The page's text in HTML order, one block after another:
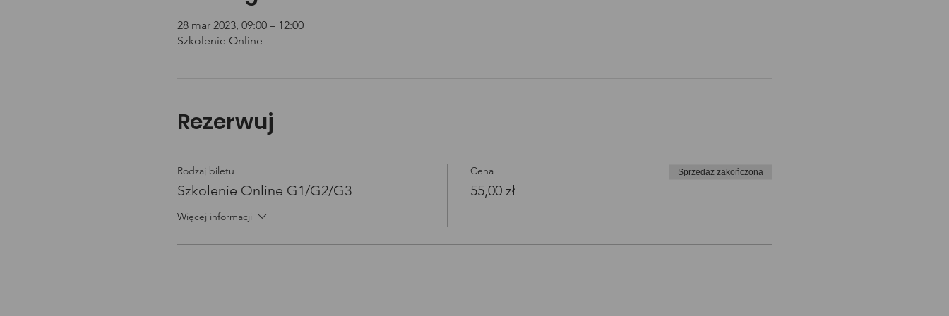
28 mar 2023, 09:00 – 12:00
Szkolenie Online
Rezerwuj
Rodzaj biletu
Szkolenie Online G1/G2/G3
Więcej informacji
Cena
55,00 zł
Sprzedaż zakończona
Open link in new window